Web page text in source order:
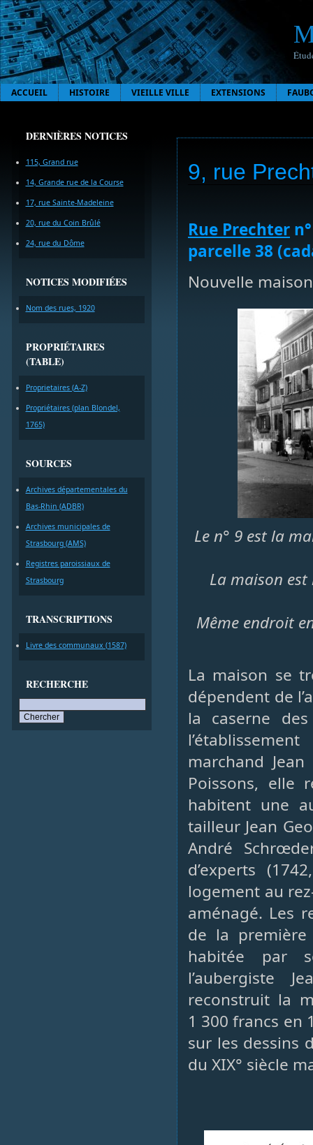
ACCUEIL HISTOIRE VIEILLE VILLE EXTENSIONS
DERNIÈRES NOTICES
115, Grand rue
14, Grande rue de la Course
17, rue Sainte-Madeleine
20, rue du Coin Brûlé
24, rue du Dôme
NOTICES MODIFIÉES
Nom des rues, 1920
PROPRIÉTAIRES
(TABLE)
Proprietaires (A-Z)
Propriétaires (plan Blondel,
1765)
SOURCES
Archives départementales du
Bas-Rhin (ADBR)
Archives municipales de
Strasbourg (AMS)
Registres paroissiaux de
Strasbourg
TRANSCRIPTIONS
Livre des communaux (1587)
RECHERCHE
9, rue
Rue Prechter
parcelle 38
Nouvelle
Le n° 9 est la
La maison est
Même endroit
La maison se
dépendent de
la caserne
marchand
Poissons, elle
habitent une
tailleur Jean
André
d’experts
logement au
aménagé. Les
de la première
habitée par
l’aubergiste
reconstruit la
1 300 francs en
sur les dessins
du XIX° siècle